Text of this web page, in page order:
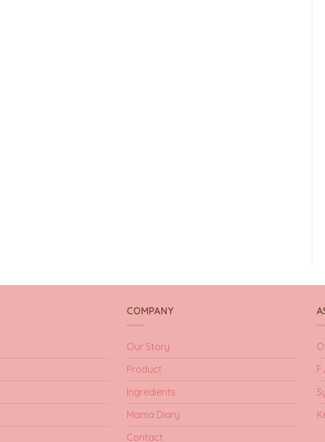
COMPANY
Our Story
Product
Ingredients
Mama Diary
Contact